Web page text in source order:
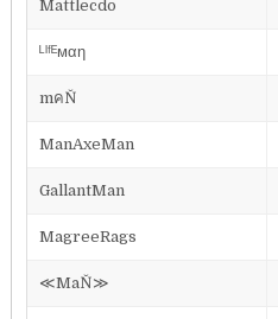
Mattlecdo
ᴸᴵᶠᴱмαη
mคŇ
ManAxeMan
GallantMan
MagreeRags
≪MaŇ≫